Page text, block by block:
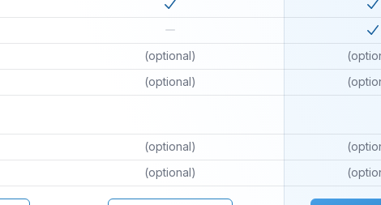
basic Includedinessential Includedin
basic Not includedinessential Includedin
(optional)
(optional)
(optional)
(optional)